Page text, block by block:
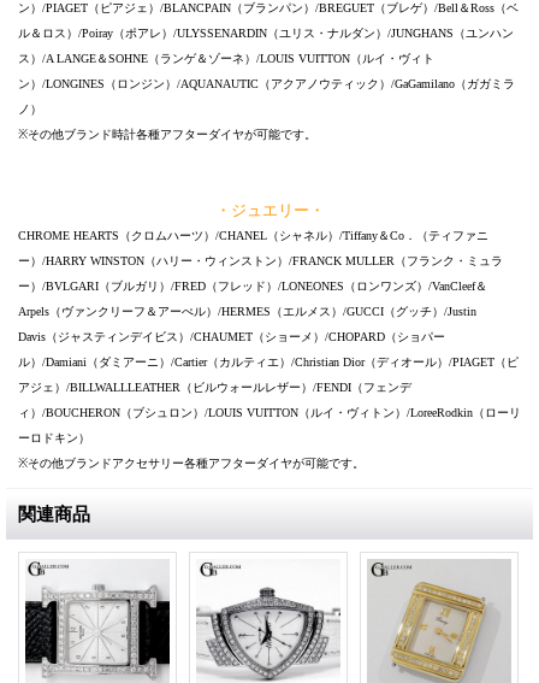
ン）/PIAGET（ピアジェ）/BLANCPAIN（ブランパン）/BREGUET（ブレゲ）/Bell＆Ross（ベ
ル＆ロス）/Poiray（ポアレ）/ULYSSENARDIN（ユリス・ナルダン）/JUNGHANS（ユンハン
ス）/A LANGE＆SOHNE（ランゲ＆ゾーネ）/LOUIS VUITTON（ルイ・ヴィト
ン）/LONGINES（ロンジン）/AQUANAUTIC（アクアノウティック）/GaGamilano（ガガミラ
ノ）
※その他ブランド時計各種アフターダイヤが可能です。
・ジュエリー・
CHROME HEARTS（クロムハーツ）/CHANEL（シャネル）/Tiffany＆Co．（ティファニ
ー）/HARRY WINSTON（ハリー・ウィンストン）/FRANCK MULLER（フランク・ミュラ
ー）/BVLGARI（ブルガリ）/FRED（フレッド）/LONEONES（ロンワンズ）/VanCleef＆
Arpels（ヴァンクリーフ＆アーぺル）/HERMES（エルメス）/GUCCI（グッチ）/Justin
Davis（ジャスティンデイビス）/CHAUMET（ショーメ）/CHOPARD（ショパー
ル）/Damiani（ダミアーニ）/Cartier（カルティエ）/Christian Dior（ディオール）/PIAGET（ピ
アジェ）/BILLWALLLEATHER（ビルウォールレザー）/FENDI（フェンデ
ィ）/BOUCHERON（ブシュロン）/LOUIS VUITTON（ルイ・ヴィトン）/LoreeRodkin（ローリ
ーロドキン）
※その他ブランドアクセサリー各種アフターダイヤが可能です。
関連商品